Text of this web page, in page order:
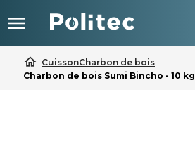

home CuissonCharbon de bois
Charbon de bois Sumi Bincho - 10 kg